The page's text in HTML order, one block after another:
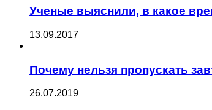
Ученые выяснили, в какое
13.09.2017
Почему нельзя пропускать
26.07.2019